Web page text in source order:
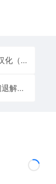
换文件 4.20-4.23
DAZ 11代CPU闪退解决